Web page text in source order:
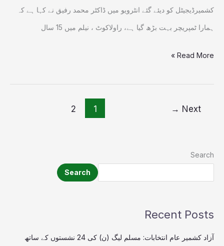
کشمیرڈیجیٹل کو دیئے گئے انٹرویو میں ڈاکٹر محمد رفیق نے کہا ہے کہ
ہمارا ٹمپریچر بہت بڑھ گیا ہے، راولاکوٹ ، نیلم میں 15 سال
Read More »
1
2 Next
→
Search
Search
Recent Posts
آزاد کشمیر عام انتخابات: مسلم لیگ (ن) کی 24 نشستوں کے ساتھ